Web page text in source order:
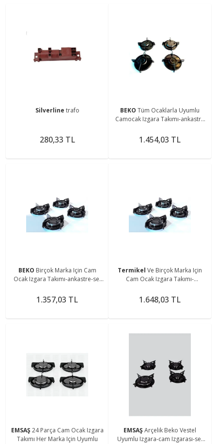
Silverline trafo
280,33 TL
BEKO Tüm Ocaklarla Uyumlu
Camocak Izgara Takımı-ankastre
Izgarası
1.454,03 TL
BEKO Birçok Marka Için Cam
Ocak Izgara Takımı-ankastre-set
1.357,03 TL
Termikel Ve Birçok Marka Için
Cam Ocak Izgara Takımı-
(16 PARÇA)
1.648,03 TL
EMSAŞ 24 Parça Cam Ocak Izgara
Takımı Her Marka Için Uyumlu
EMSAŞ Arçelik Beko Vestel
Uyumlu Izgara-cam Izgarası-set